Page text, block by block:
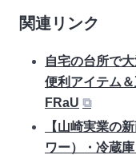
関連リンク
自宅の台所で
便利アイテム＆
FRaU ⧉
【山崎実業の
ワー）・冷蔵